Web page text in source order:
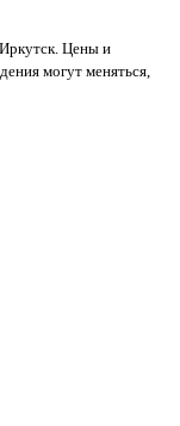
Цены и
могут меняться,